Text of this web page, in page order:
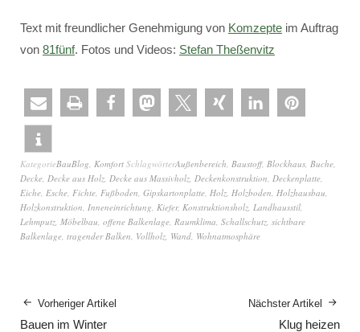
Text mit freundlicher Genehmigung von Komzepte im Auftrag
von 81fünf. Fotos und Videos: Stefan Theßenvitz
KategorieBauBlog, Komfort SchlagwörterAußenbereich, Baustoff, Blockhaus, Buche,
Decke, Decke aus Holz, Decke aus Massivholz, Deckenkonstruktion, Deckenplatte,
Eiche, Esche, Fichte, Fußboden, Gipskartonplatte, Holz, Holzboden, Holzhausbau,
Holzkonstruktion, Inneneinrichtung, Kiefer, Konstruktionsholz, Landhausstil,
Lehmputz, Möbelbau, offene Balkenlage, Raumklima, Schallschutz, sichtbare
Balkenlage, tragender Balken, Vollholz, Wand, Wohnatmosphäre
Vorheriger Artikel
Bauen im Winter
Nächster Artikel
Klug heizen